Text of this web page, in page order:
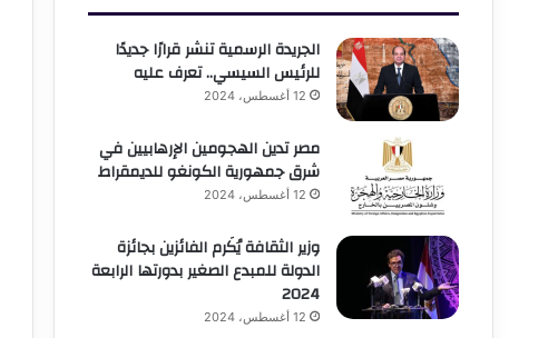
الجريدة الرسمية تنشر قرارًا جديدًا
للرئيس السيسي.. تعرف عليه
12 أغسطس، 2024
مصر تدين الهجومين الإرهابيين في
شرق جمهورية الكونغو للديمقراط
12 أغسطس، 2024
وزير الثقافة يُكَرم الفائزين بجائزة
الدولة للمبدع الصغير بدورتها الرابعة
2024
12 أغسطس، 2024